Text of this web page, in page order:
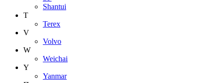
Shantui
T
Terex
V
Volvo
W
Weichai
Y
Yanmar